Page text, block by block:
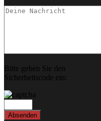
Bitte geben Sie den
Sicherheitscode ein: